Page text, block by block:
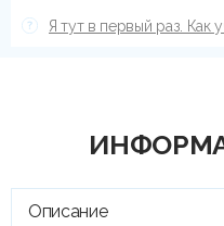
Я тут в первый раз. Как
Описание